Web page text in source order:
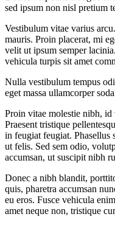
sed ipsum non nisl pretium
Vestibulum vitae varius
mauris. Proin placerat, mi
velit ut ipsum semper
vehicula turpis sit amet
Nulla vestibulum tempus
eget massa ullamcorper
Proin vitae molestie nibh, id
Praesent tristique
in feugiat feugiat. Phasellus
ut felis. Sed sem odio,
accumsan, ut suscipit nibh
Donec a nibh blandit,
quis, pharetra accumsan
eu eros. Fusce vehicula
amet neque non, tristique